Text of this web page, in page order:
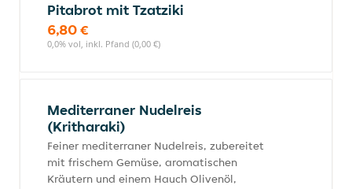
Pitabrot mit Tzatziki
6,80 €
0,0% vol, inkl. Pfand (0,00 €)
Mediterraner Nudelreis
(Kritharaki)
Feiner mediterraner Nudelreis, zubereitet
mit frischem Gemüse, aromatischen
Kräutern und einem Hauch Olivenöl,